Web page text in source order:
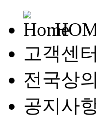
고객센터
전국상
공지사